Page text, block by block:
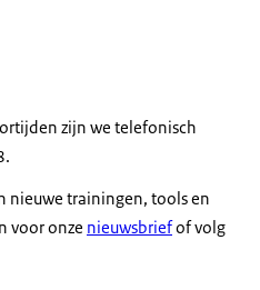
zijn we telefonisch
nieuwe trainingen, tools en
voor onze nieuwsbriefof volg